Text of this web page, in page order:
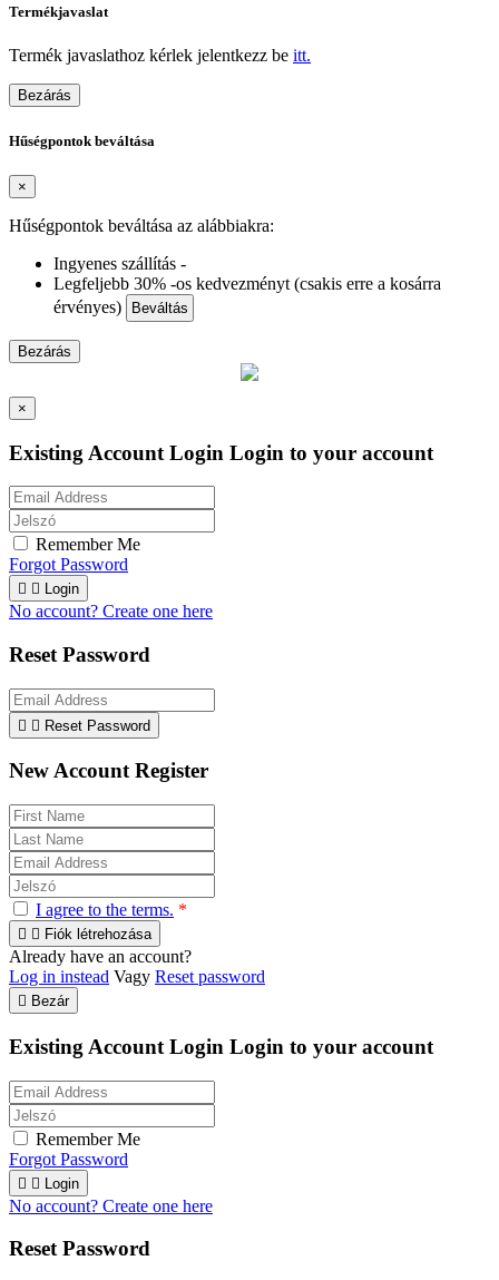
Termékjavaslat
Termék javaslathoz kérlek jelentkezz be itt.
Bezárás
Hűségpontok beváltása
×
Hűségpontok beváltása az alábbiakra:
Ingyenes szállítás -
Legfeljebb 30% -os kedvezményt (csakis erre a kosárra
érvényes)
Beváltás
Bezárás
×
Existing Account Login Login to your account
Remember Me
Forgot Password
  Login
No account? Create one here
Reset Password
  Reset Password
New Account Register
I agree to the terms. *
  Fiók létrehozása
Already have an account?
Log in instead Vagy Reset password
 Bezár
Existing Account Login Login to your account
Remember Me
Forgot Password
  Login
No account? Create one here
Reset Password